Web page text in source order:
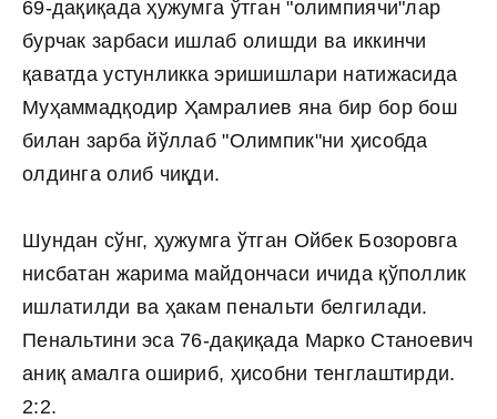
69-дақиқада ҳужумга ўтган "олимпиячи"лар
бурчак зарбаси ишлаб олишди ва иккинчи
қаватда устунликка эришишлари натижасида
Муҳаммадқодир Ҳамралиев яна бир бор бош
билан зарба йўллаб "Олимпик"ни ҳисобда
олдинга олиб чиқди.
Шундан сўнг, ҳужумга ўтган Ойбек Бозоровга
нисбатан жарима майдончаси ичида қўполлик
ишлатилди ва ҳакам пенальти белгилади.
Пенальтини эса 76-дақиқада Марко Станоевич
аниқ амалга ошириб, ҳисобни тенглаштирди.
2:2.